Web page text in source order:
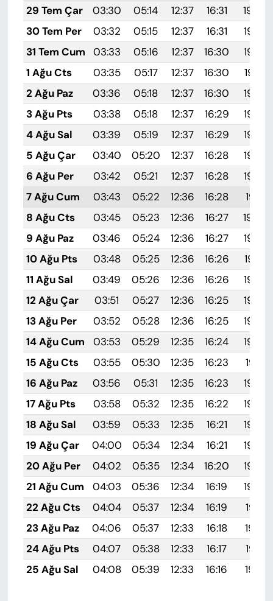
29 Tem Çar
03:30 05:14 12:37 16:31
19:50
30 Tem Per
03:32 05:15 12:37 16:31
19:49
31 Tem Cum
03:33 05:16 12:37 16:30
19:48
1 Ağu Cts
03:35 05:17 12:37 16:30
19:47
2 Ağu Paz
03:36 05:18 12:37 16:30
19:46
3 Ağu Pts
03:38 05:18 12:37 16:29
19:45
4 Ağu Sal
03:39 05:19 12:37 16:29
19:44
5 Ağu Çar
03:40 05:20 12:37 16:28
19:43
6 Ağu Per
03:42 05:21 12:37 16:28
19:42
7 Ağu Cum
03:43 05:22 12:36 16:28
19:41
8 Ağu Cts
03:45 05:23 12:36 16:27
19:40
9 Ağu Paz
03:46 05:24 12:36 16:27
19:38
10 Ağu Pts
03:48 05:25 12:36 16:26
19:37
11 Ağu Sal
03:49 05:26 12:36 16:26
19:36
12 Ağu Çar
03:51 05:27 12:36 16:25
19:35
13 Ağu Per
03:52 05:28 12:36 16:25
19:33
14 Ağu Cum
03:53 05:29 12:35 16:24
19:32
15 Ağu Cts
03:55 05:30 12:35 16:23
19:31
16 Ağu Paz
03:56 05:31 12:35 16:23
19:29
17 Ağu Pts
03:58 05:32 12:35 16:22
19:28
18 Ağu Sal
03:59 05:33 12:35 16:21
19:26
19 Ağu Çar
04:00 05:34 12:34 16:21
19:25
20 Ağu Per
04:02 05:35 12:34 16:20
19:24
21 Ağu Cum
04:03 05:36 12:34 16:19
19:22
22 Ağu Cts
04:04 05:37 12:34 16:19
19:21
23 Ağu Paz
04:06 05:37 12:33 16:18
19:19
24 Ağu Pts
04:07 05:38 12:33 16:17
19:18
25 Ağu Sal
04:08 05:39 12:33 16:16 19:16